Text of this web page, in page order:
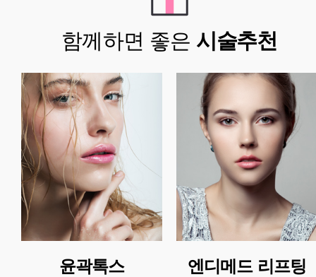
함께하면 좋은 시술추천
윤곽톡스 엔디메드 리프팅